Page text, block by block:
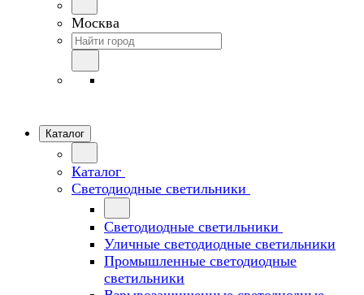
Москва
Каталог
Каталог
Светодиодные светильники
Светодиодные светильники
Уличные светодиодные светильники
Промышленные светодиодные
светильники